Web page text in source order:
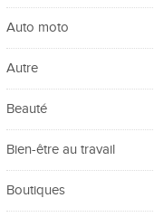
Auto moto
Autre
Beauté
Bien-être au travail
Boutiques